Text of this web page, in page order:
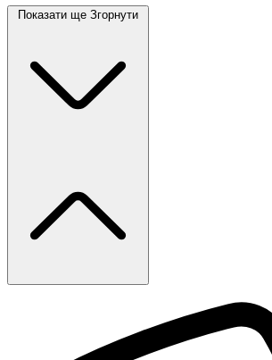
Показати ще Згорнути